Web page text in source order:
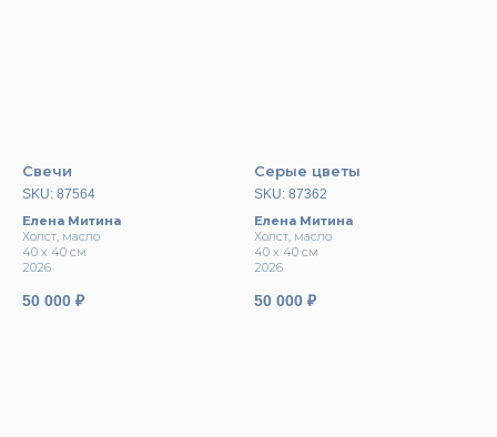
Свечи
SKU: 87564
Елена Митина
Холст, масло
40 х 40 см
2026
50 000 ₽
Серые цветы
SKU: 87362
Елена Митина
Холст, масло
40 х 40 см
2026
50 000 ₽
ип постригай анастасия
инн 772481848800
огрнип 315774600342663
@postrigay_gallery